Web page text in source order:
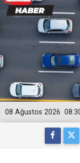
08 Ağustos 2026